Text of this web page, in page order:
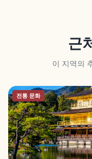
근
이 지역의
전통 문화